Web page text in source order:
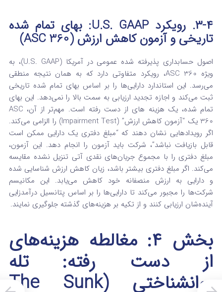
۳-۴. رویکرد U.S. GAAP: بهای تمام شده
تاریخی و آزمون کاهش ارزش (ASC 360)
اصول حسابداری پذیرفته شده عمومی در آمریکا (U.S. GAAP)، به
ویژه ASC 360، رویکرد متفاوتی دارد که به همان نتیجه منطقی
می‌رسد. این استاندارد دارایی‌ها را بر اساس بهای تمام شده تاریخی
ثبت می‌کند و اجازه تجدید ارزیابی به سمت بالا را نمی‌دهد. این بهای
تمام شده، یک هزینه های از دست رفته
است. مهم‌تر از آن، ASC
360 یک “آزمون کاهش ارزش” (Impairment Test) را الزامی می‌کند.
اگر رویدادهایی نشان دهند که “مبلغ دفتری یک دارایی ممکن است
قابل بازیافت نباشد”، شرکت باید آزمون را انجام دهد. این آزمون،
مبلغ دفتری را با مجموع جریان‌های نقدی آتی تنزیل نشده مقایسه
می‌کند. اگر مبلغ دفتری بیشتر باشد، زیان کاهش ارزش شناسایی شده
و دارایی به ارزش منصفانه خود کاهش می‌یابد. این مکانیسم
شرکت‌ها را مجبور می‌کند تا دارایی‌ها را بر اساس پتانسیل درآمدزایی
آینده‌شان ارزیابی کنند و از تکیه بر هزینه‌های گذشته جلوگیری نمایند.
بخش ۴: مغالطه هزینه‌های
از دست رفته: تله
روانشناختی (The Sunk